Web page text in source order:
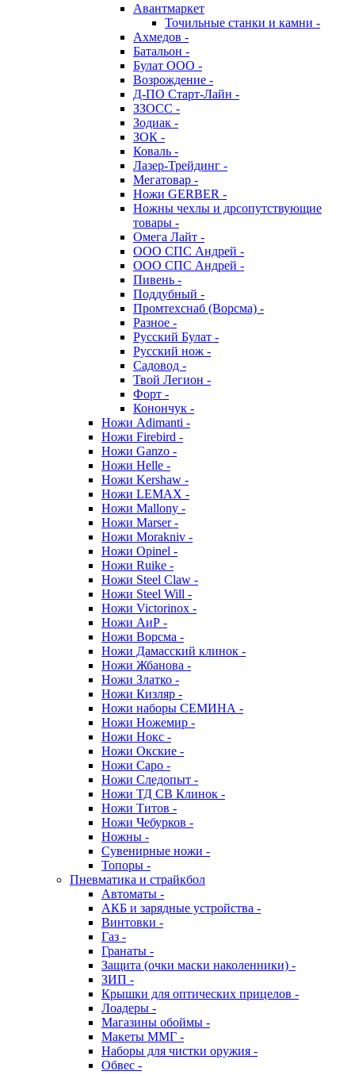
Авантмаркет
Точильные станки и камни -
Ахмедов -
Батальон -
Булат ООО -
Возрождение -
Д-ПО Старт-Лайн -
ЗЗОСС -
Зодиак -
ЗОК -
Коваль -
Лазер-Трейдинг -
Мегатовар -
Ножи GERBER -
Ножны чехлы и дрсопутствующие
товары -
Омега Лайт -
ООО СПС Андрей -
ООО СПС Андрей -
Пивень -
Поддубный -
Промтехснаб (Ворсма) -
Разное -
Русский Булат -
Русский нож -
Садовод -
Твой Легион -
Форт -
Конончук -
Ножи Adimanti -
Ножи Firebird -
Ножи Ganzo -
Ножи Helle -
Ножи Kershaw -
Ножи LEMAX -
Ножи Mallony -
Ножи Marser -
Ножи Morakniv -
Ножи Opinel -
Ножи Ruike -
Ножи Steel Claw -
Ножи Steel Will -
Ножи Victorinox -
Ножи АиР -
Ножи Ворсма -
Ножи Дамасский клинок -
Ножи Жбанова -
Ножи Златко -
Ножи Кизляр -
Ножи наборы СЕМИНА -
Ножи Ножемир -
Ножи Нокс -
Ножи Окские -
Ножи Саро -
Ножи Следопыт -
Ножи ТД СВ Клинок -
Ножи Титов -
Ножи Чебурков -
Ножны -
Сувенирные ножи -
Топоры -
Пневматика и страйкбол
Автоматы -
АКБ и зарядные устройства -
Винтовки -
Газ -
Гранаты -
Защита (очки маски наколенники) -
ЗИП -
Крышки для оптических прицелов -
Лоадеры -
Магазины обоймы -
Макеты ММГ -
Наборы для чистки оружия -
Обвес -